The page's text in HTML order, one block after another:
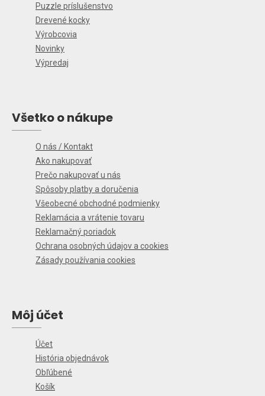
Puzzle príslušenstvo
Drevené kocky
Výrobcovia
Novinky
Výpredaj
Všetko o nákupe
O nás / Kontakt
Ako nakupovať
Prečo nakupovať u nás
Spôsoby platby a doručenia
Všeobecné obchodné podmienky
Reklamácia a vrátenie tovaru
Reklamačný poriadok
Ochrana osobných údajov a cookies
Zásady používania cookies
Môj účet
Účet
História objednávok
Obľúbené
Košík